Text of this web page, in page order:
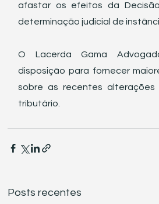
afastar os efeitos da
determinação judicial de
O Lacerda Gama
disposição para fornecer
sobre as recentes alterações
tributário.
Posts recentes